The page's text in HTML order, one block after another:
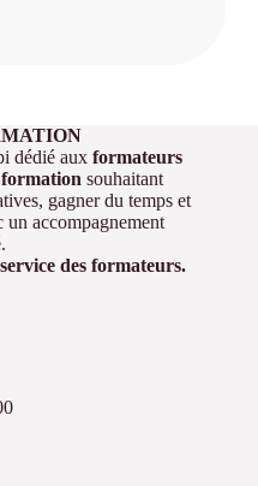
dédié auxformateurs
formationsouhaitant
gagner du temps et
un accompagnement
des formateurs.